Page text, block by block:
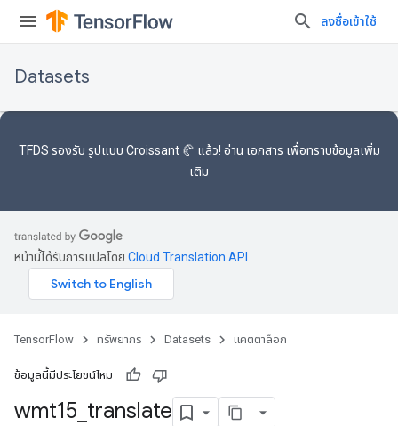
ลงชื่อเข้าใช้
Datasets
TFDS รองรับ รูปแบบ Croissant 🥐 แล้ว! อ่าน เอกสาร เพื่อทราบข้อมูลเพิ่ม
เติม
หน้านี้ได้รับการแปลโดย Cloud Translation API
TensorFlow ทรัพยากร Datasets แคตตาล็อก
ข้อมูลนี้มีประโยชน์ไหม
wmt15 translate